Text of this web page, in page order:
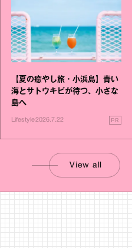
【夏の癒やし旅・小浜島】青い
海とサトウキビが待つ、小さな
島へ
Lifestyle2026.7.22 PR
View all